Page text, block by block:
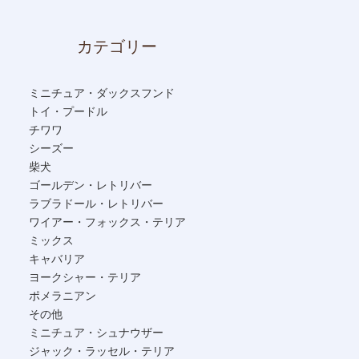
カテゴリー
ミニチュア・ダックスフンド
トイ・プードル
チワワ
シーズー
柴犬
ゴールデン・レトリバー
ラブラドール・レトリバー
ワイアー・フォックス・テリア
ミックス
キャバリア
ヨークシャー・テリア
ポメラニアン
その他
ミニチュア・シュナウザー
ジャック・ラッセル・テリア